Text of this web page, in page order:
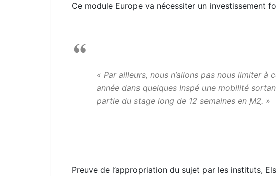
Ce module Europe va nécessiter un investissement
« Par ailleurs, nous n’allons pas nous limiter
année dans quelques Inspé une mobilité
partie du stage long de 12 semaines en M2. »
Preuve de l’appropriation du sujet par les instituts,